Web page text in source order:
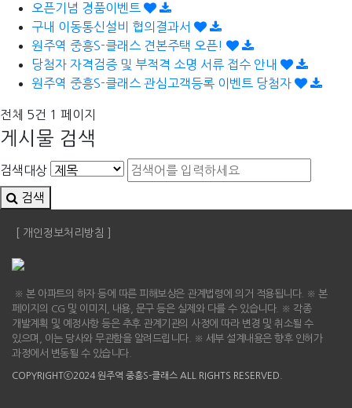
오픈기념 경품이벤트
구내 이동통신설비 협의결과서
원주역 중흥S-클래스 견본주택 오픈!
당첨자 자격검증 및 부적격 소명 서류 접수 안내
원주역 중흥S-클래스 관심고객등록 이벤트 당첨자
전체 5건 1 페이지
게시물 검색
검색대상
검색
[ 개인정보처리방침 ]
※ 본 아파트의 하자 등에 따른 피해보상은 관계법령에 의거 적용됩니다. ※ 본
페이지의 CG 및 이미지, 내용, 문구 등은 실제와 다를 수 있습니다. ※ 각종
개발계획 및 예정사항 등은 추후 관계기관의 사정에 따라 변경 및 취소될 수
있으며, 이는 당사와 무관함을 알려드립니다. ※ 세부 설계내용은 향후 인허가
과정에서 변동될 수 있습니다.
COPYRIGHTⓒ2024 원주역 중흥S-클래스 ALL RIGHTS RESERVED.